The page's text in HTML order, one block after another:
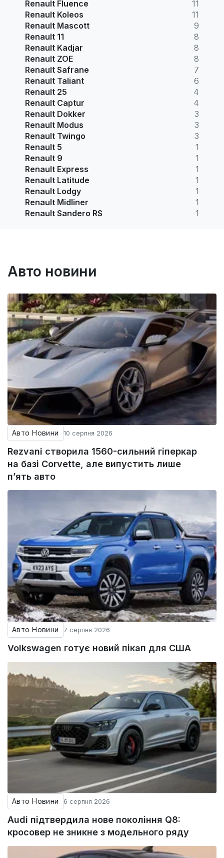
Renault Fluence
11
Renault Koleos
11
Renault Mascott
9
Renault 11
8
Renault Kadjar
8
Renault ZOE
8
Renault Safrane
7
Renault Taliant
6
Renault 25
4
Renault Captur
4
Renault Dokker
3
Renault Modus
3
Renault Twingo
3
Renault 5
1
Renault 9
1
Renault Express
1
Renault Latitude
1
Renault Lodgy
1
Renault Midliner
1
Renault Sandero RS
1
Авто новини
Авто Новини 10 серпня 2026
Rezvani створила 1560-сильний гіперкар
на базі Corvette, але випустить лише
п’ять авто
Авто Новини 7 серпня 2026
Volkswagen готує новий пікап для США
Авто Новини 6 серпня 2026
Audi підтвердила нове покоління Q8:
кросовер не зникне з модельного ряду